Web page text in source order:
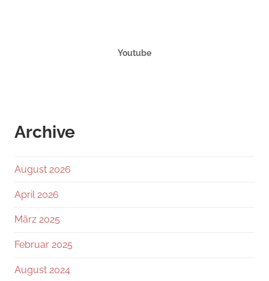
Youtube
Archive
August 2026
April 2026
März 2025
Februar 2025
August 2024